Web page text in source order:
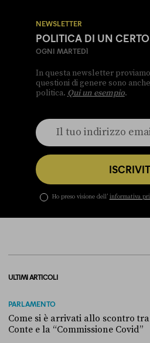
NEWSLETTER
POLITICA DI UN
OGNI MARTEDÌ
In questa newsletter
questioni di genere sono
politica. Qui un esempio.
Ho preso visione dell’ informativa
ULTIMI ARTICOLI
PARLAMENTO
Come si è arrivati allo scontro tra
Conte e la “Commissione Covid”